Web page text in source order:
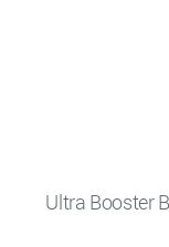
Ultra Booster